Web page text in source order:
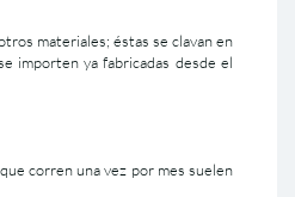
materiales; éstas se clavan en
importen ya fabricadas desde el
corren una vez por mes suelen